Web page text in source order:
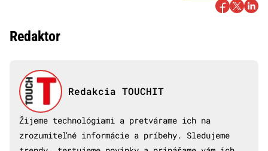
Redaktor
Redakcia TOUCHIT
Žijeme technológiami a pretvárame ich na
zrozumiteľné informácie a príbehy. Sledujeme